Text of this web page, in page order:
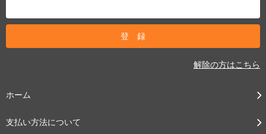
解除の方はこちら
ホーム
支払い方法について